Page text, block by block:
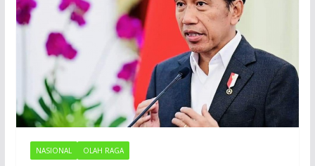
NASIONAL OLAH RAGA